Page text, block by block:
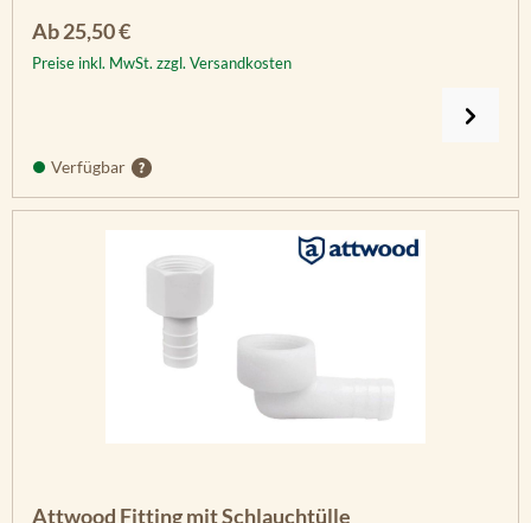
Regulärer Preis:
Ab25,50 €
Preise inkl. MwSt. zzgl. Versandkosten
Verfügbar
Attwood Fitting mit Schlauchtülle